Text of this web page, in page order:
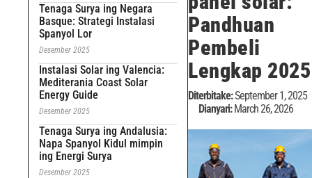
Tenaga Surya ing Negara
Basque: Strategi Instalasi
Spanyol Lor
Desember 2025
Instalasi Solar ing Valencia:
Mediterania Coast Solar
Energy Guide
Desember 2025
Tenaga Surya ing Andalusia:
Napa Spanyol Kidul mimpin
ing Energi Surya
Desember 2025
Pandhuan
Pembeli
Lengkap 2025
Diterbitake:September 1, 2025
Dianyari: March 26, 2026